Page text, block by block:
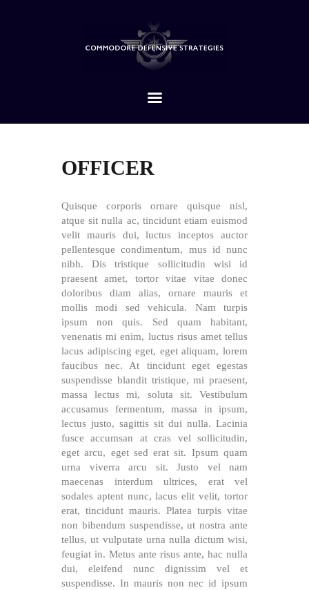
CONTACTS
OFFICER
Quisque corporis ornare quisque nisl,
atque sit nulla ac, tincidunt etiam euismod
velit mauris dui, luctus inceptos auctor
pellentesque condimentum, mus id nunc
nibh. Dis tristique sollicitudin wisi id
praesent amet, tortor vitae vitae donec
doloribus diam alias, ornare mauris et
mollis modi sed vehicula. Nam turpis
ipsum non quis. Sed quam habitant,
venenatis mi enim, luctus risus amet tellus
lacus adipiscing eget, eget aliquam, lorem
faucibus nec. At tincidunt eget egestas
suspendisse blandit tristique, mi praesent,
massa lectus mi, soluta sit. Vestibulum
accusamus fermentum, massa in ipsum,
lectus justo, sagittis sit dui nulla. Lacinia
fusce accumsan at cras vel sollicitudin,
eget arcu, eget sed erat sit. Ipsum quam
urna viverra arcu sit. Justo vel nam
maecenas interdum ultrices, erat vel
sodales aptent nunc, lacus elit velit, tortor
erat, tincidunt mauris. Platea turpis vitae
non bibendum suspendisse, ut nostra ante
tellus, ut vulputate urna nulla dictum wisi,
feugiat in. Metus ante risus ante, hac nulla
dui, eleifend nunc dignissim vel et
suspendisse. In mauris non nec id ipsum